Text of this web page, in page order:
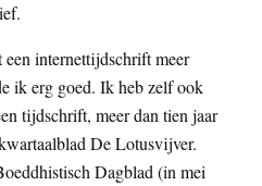
een internettijdschrift meer
ik erg goed. Ik heb zelf ook
tijdschrift, meer dan tien jaar
De Lotusvijver.
Dagblad (in mei